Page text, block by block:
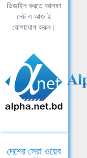
ডিজাইন করতে আলফা
নেট এ আজ ই
যোগাযোগ করুন।
দেশের সেরা ওয়েব